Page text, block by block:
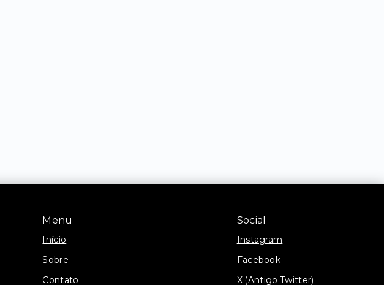
Menu
Início
Sobre
Contato
Social
Instagram
Facebook
X (Antigo Twitter)